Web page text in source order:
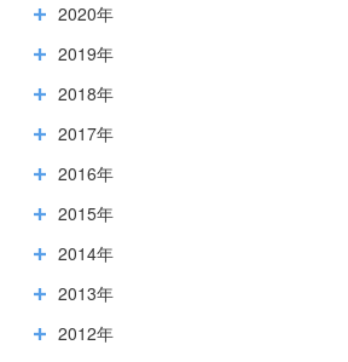
2020年
2019年
2018年
2017年
2016年
2015年
2014年
2013年
2012年